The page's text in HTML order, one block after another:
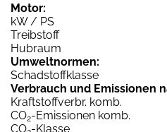
Motor:
kW / PS
Treibstoff
Hubraum
Umweltnormen:
Schadstoffklasse
Verbrauch und Emissionen
Kraftstoffverbr. komb.
CO2-Emissionen komb.
CO -Klasse